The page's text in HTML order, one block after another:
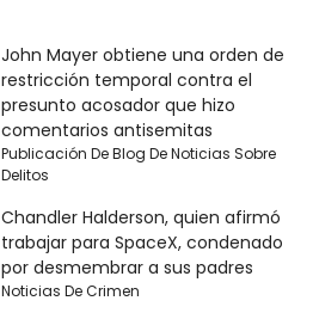
John Mayer obtiene una orden de
restricción temporal contra el
presunto acosador que hizo
comentarios antisemitas
Publicación De Blog De Noticias Sobre
Delitos
Chandler Halderson, quien afirmó
trabajar para SpaceX, condenado
por desmembrar a sus padres
Noticias De Crimen